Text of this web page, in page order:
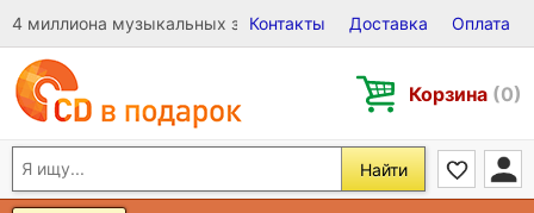
4 миллиона музыкальных записей на Виниле, CD и DVD
Контакты Доставка Оплата
Корзина (0)
Найти